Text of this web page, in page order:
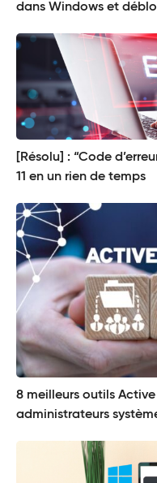
dans Windows et
[Résolu] : “Code
11 en un rien de temps
8 meilleurs outils
administrateurs